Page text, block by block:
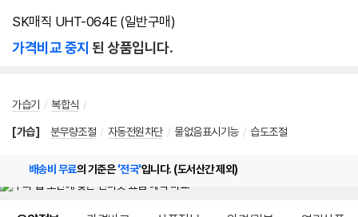
SK매직 UHT-064E (일반구매)
가격비교 중지 된 상품입니다.
가습기 / 복합식 /
[가습] 분무량조절 / 자동전원차단 / 물없음표시기능 / 습도조절
배송비 무료의 기준은'전국'입니다. (도서산간 제외)